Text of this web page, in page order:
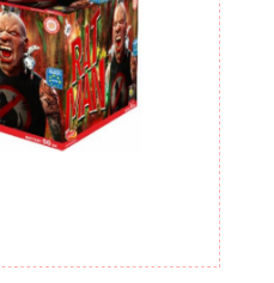
Nevyhnutné